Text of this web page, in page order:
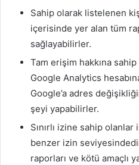
Sahip olarak listelenen
içerisinde yer alan tüm
sağlayabilirler.
Tam erişim hakkına
Google Analytics
Google’a adres
şeyi yapabilirler.
Sınırlı izine sahip
benzer izin
raporları ve kötü amaçlı